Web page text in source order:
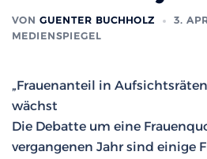
VON GUENTER BUCHHOLZ
3.
MEDIENSPIEGEL
„Frauenanteil in
wächst
Die Debatte um eine
vergangenen Jahr sind einige